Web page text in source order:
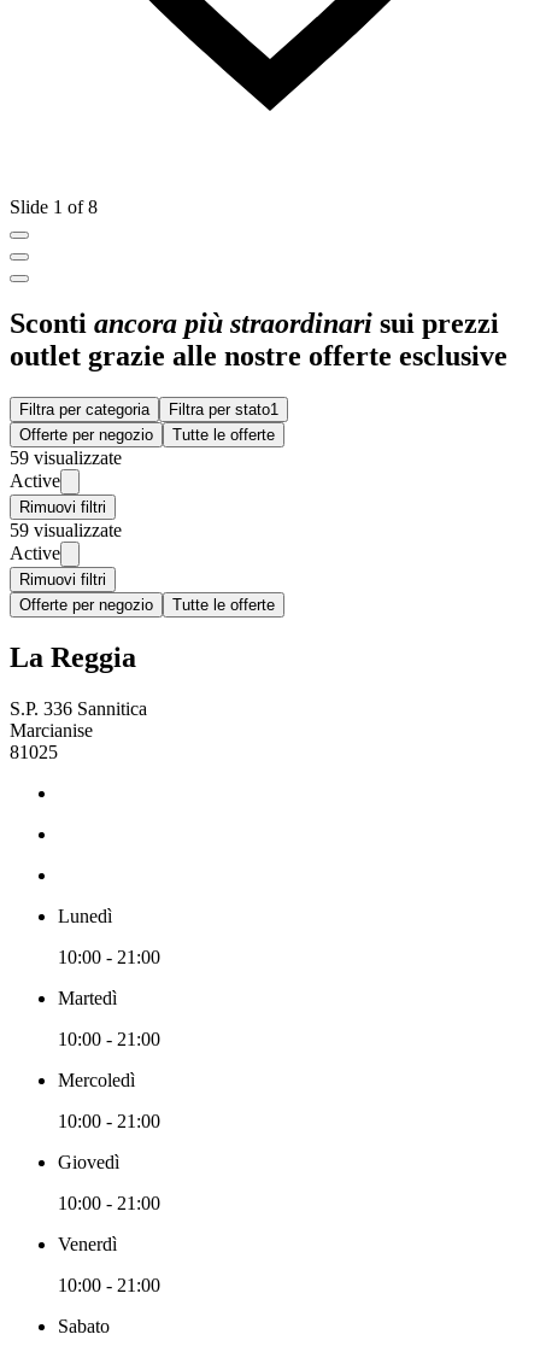
Slide 1 of 8
Sconti ancora più straordinari sui prezzi
outlet grazie alle nostre offerte esclusive
Filtra per categoria Filtra per stato1
Offerte per negozio
Tutte le offerte
59 visualizzate
Active
Rimuovi filtri
59 visualizzate
Active
Rimuovi filtri
Offerte per negozio
Tutte le offerte
La Reggia
S.P. 336 Sannitica
Marcianise
81025
Lunedì
10:00 - 21:00
Martedì
10:00 - 21:00
Mercoledì
10:00 - 21:00
Giovedì
10:00 - 21:00
Venerdì
10:00 - 21:00
Sabato